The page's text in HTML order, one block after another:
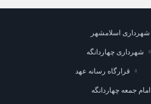
شهرداری اسلامشهر
شهرداری چهاردانگه
قرارگاه رسانه عهد
امام جمعه چهاردانگه